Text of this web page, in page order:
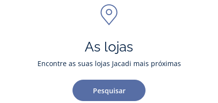
As lojas
Encontre as suas lojas Jacadi mais próximas
Pesquisar